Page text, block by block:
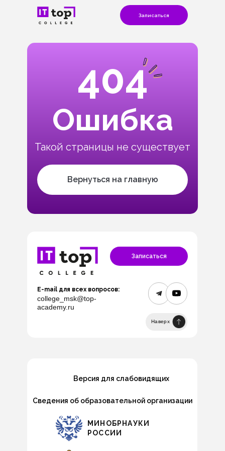
Записаться
404
Вернуться на главную
Ошибка
Такой страницы не существует
Наверх
college_msk@top-
academy.ru
E-mail для всех вопросов:
Записаться
Версия для слабовидящих
Сведения об образовательной организации
МИНОБРНАУКИ
РОССИИ